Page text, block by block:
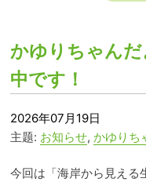
かゆりちゃん
中です！
2026年07月19日
主题: お知らせ, かゆりち
今回は「海岸から見える